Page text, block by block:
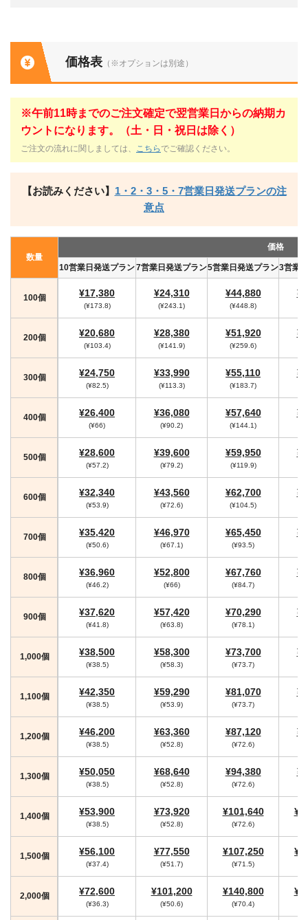
価格表 （※オプションは別途）
※午前11時までのご注文確定で翌営業日からの納期カ
ウントになります。（土・日・祝日は除く）
ご注文の流れに関しましては、 こちら でご確認ください。
【お読みください】 1・2・3・5・7営業日発送プランの注
意点
数量
価格
10営業日発送プラン7営業日発送プラン5営業日発送プラン3営業
100個 ¥17,380
(¥173.8)
¥24,310
(¥243.1)
¥44,880
(¥448.8)
200個 ¥20,680
(¥103.4)
¥28,380
(¥141.9)
¥51,920
(¥259.6)
300個 ¥24,750
(¥82.5)
¥33,990
(¥113.3)
¥55,110
(¥183.7)
400個 ¥26,400
(¥66)
¥36,080
(¥90.2)
¥57,640
(¥144.1)
500個 ¥28,600
(¥57.2)
¥39,600
(¥79.2)
¥59,950
(¥119.9)
600個 ¥32,340
(¥53.9)
¥43,560
(¥72.6)
¥62,700
(¥104.5)
700個 ¥35,420
(¥50.6)
¥46,970
(¥67.1)
¥65,450
(¥93.5)
800個 ¥36,960
(¥46.2)
¥52,800
(¥66)
¥67,760
(¥84.7)
900個 ¥37,620
(¥41.8)
¥57,420
(¥63.8)
¥70,290
(¥78.1)
1,000個 ¥38,500
(¥38.5)
¥58,300
(¥58.3)
¥73,700
(¥73.7)
1,100個 ¥42,350
(¥38.5)
¥59,290
(¥53.9)
¥81,070
(¥73.7)
1,200個 ¥46,200
(¥38.5)
¥63,360
(¥52.8)
¥87,120
(¥72.6)
1,300個 ¥50,050
(¥38.5)
¥68,640
(¥52.8)
¥94,380
(¥72.6)
1,400個 ¥53,900
(¥38.5)
¥73,920
(¥52.8)
¥101,640
(¥72.6)
1,500個 ¥56,100
(¥37.4)
¥77,550
(¥51.7)
¥107,250
(¥71.5)
2,000個 ¥72,600
(¥36.3)
¥101,200
(¥50.6)
¥140,800
(¥70.4)